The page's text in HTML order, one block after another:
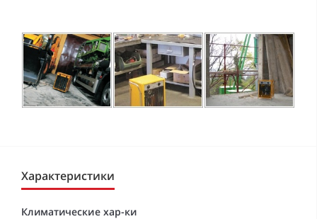
Характеристики
Климатические хар-ки